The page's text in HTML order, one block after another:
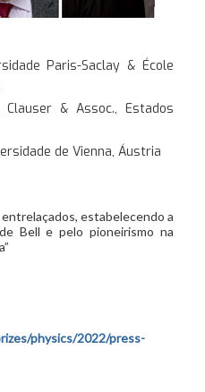
Paris-Saclay & École
Clauser & Assoc., Estados
de Vienna, Áustria
estabelecendo a
Bell e pelo pioneirismo na
physics/2022/press-